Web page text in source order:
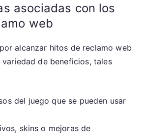
asociadas con los
web
alcanzar hitos de reclamo web
variedad de beneficios, tales
del juego que se pueden usar
skins o mejoras de